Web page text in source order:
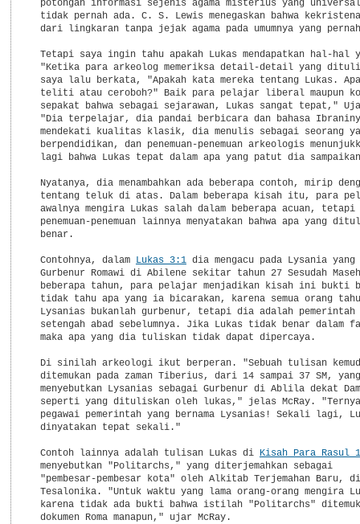
Lukas 3:1 dia mengacu pada Lysania yang
Gurbenur Romawi di Abilene sekitar tahun 27 Sesudah
beberapa tahun, para pelajar menjadikan kisah ini bukti
tidak tahu apa yang ia bicarakan, karena semua orang
Lysanias bukanlah gurbenur, tetapi dia adalah pemerintah
setengah abad sebelumnya. Jika Lukas tidak benar dalam
  maka apa yang dia tuliskan tidak dapat dipercaya.
Di sinilah arkeologi ikut berperan. "Sebuah tulisan
  ditemukan pada zaman Tiberius, dari 14 sampai 37 SM, yang
menyebutkan Lysanias sebagai Gurbenur di Ablila dekat
seperti yang dituliskan oleh lukas," jelas McRay.
pegawai pemerintah yang bernama Lysanias! Sekali lagi,
  dinyatakan tepat sekali."
  Contoh lainnya adalah tulisan Lukas di
Kisah Para Rasul
  menyebutkan "Politarchs," yang diterjemahkan sebagai
"pembesar-pembesar kota" oleh Alkitab Terjemahan Baru,
Tesalonika. "Untuk waktu yang lama orang-orang mengira
karena tidak ada bukti bahwa istilah "Politarchs"
  dokumen Roma manapun," ujar McRay.